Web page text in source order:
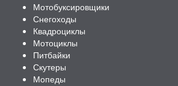
Мотобуксировщики
Снегоходы
Квадроциклы
Мотоциклы
Питбайки
Скутеры
Мопеды